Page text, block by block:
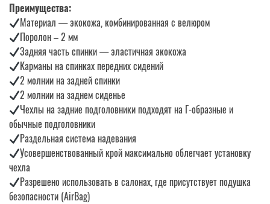
Преимущества:
Материал — экокожа, комбинированная с велюром
Поролон – 2 мм
Задняя часть спинки — эластичная экокожа
Карманы на спинках передних сидений
2 молнии на задней спинки
2 молнии на заднем сиденье
Чехлы на задние подголовники подходят на Г-образные и
обычные подголовники
Раздельная система надевания
Усовершенствованный крой максимально облегчает установку
чехла
Разрешено использовать в салонах, где присутствует подушка
безопасности (AirBag)